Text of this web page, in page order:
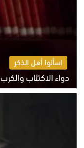
اسألوا أهل الذكر
دواء الاكتئاب والكرب
السبت 8 أغسطس 2026 10:54 ص